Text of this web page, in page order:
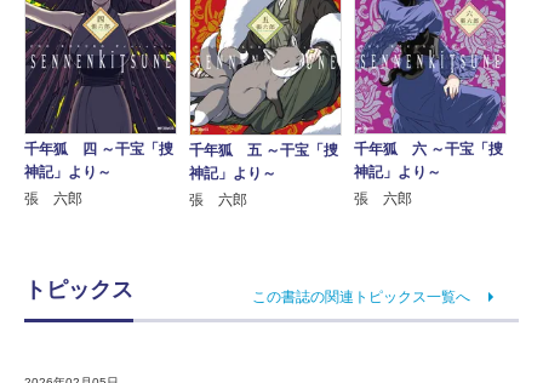
千年狐 四 ～干宝「捜
神記」より～
張 六郎
千年狐 五 ～干宝「捜
神記」より～
張 六郎
千年狐 六 ～干宝「捜
神記」より～
張 六郎
トピックス この書誌の関連トピックス一覧へ